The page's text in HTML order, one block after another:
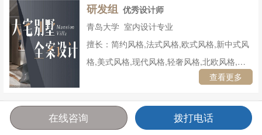
研发组 优秀设计师
青岛大学 室内设计专业
擅长：简约风格,法式风格,欧式风格,新中式风
格,美式风格,现代风格,轻奢风格,北欧风格,简
欧风格,日式风格,地中海风格,混搭风格,其他风
查看更多
李婉婷
优秀设计师
烟台大学 环境设计
首页 报价 电话 咨询
在线咨询 拨打电话